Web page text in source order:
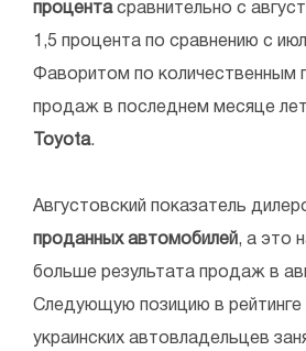
процентасравнительно с
1,5 процента по сравнению с
Фаворитом по количественным
продаж в последнем месяце
Toyota.
Августовский показатель
проданных автомобилей , а это
больше результата продаж в
Следующую позицию в рейтинге
украинских автовладельцев